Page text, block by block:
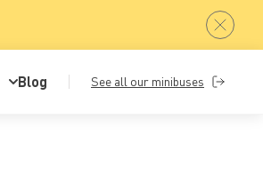
Blog See all our minibuses